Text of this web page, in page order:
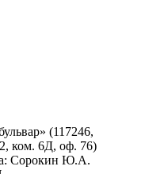
(117246,
ком. 6Д, оф. 76)
Сорокин Ю.А.